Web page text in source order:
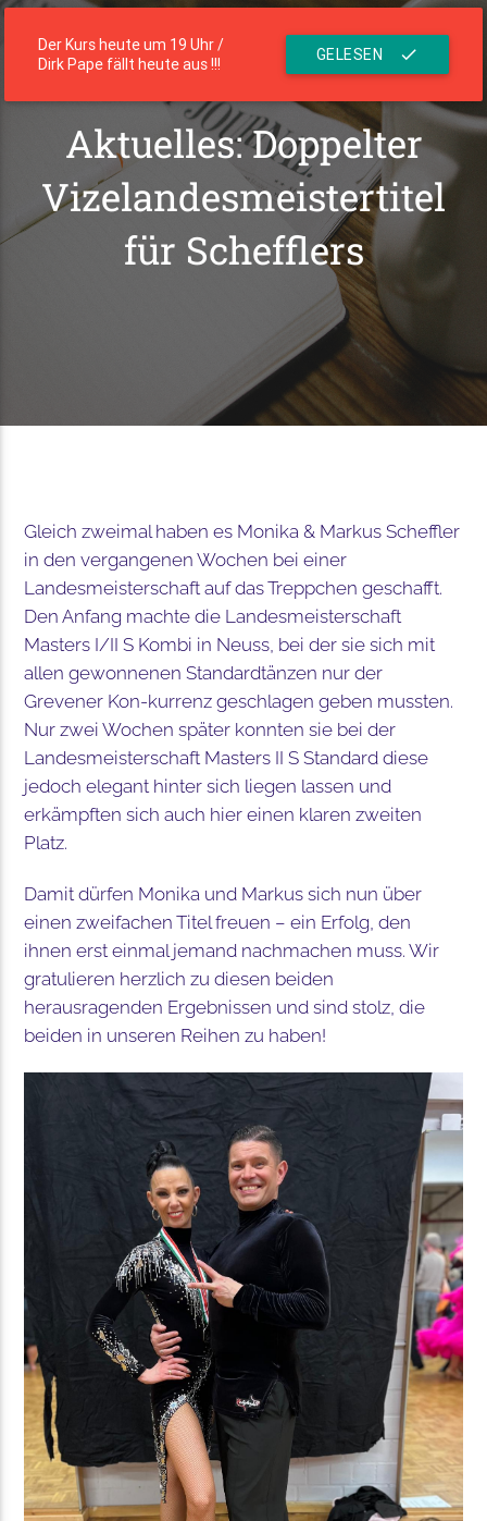
Der Kurs heute um 19 Uhr /
Dirk Pape fällt heute aus !!!
GELESEN check
Die Residenz
menu
Aktuelles: Doppelter
Vizelandesmeistertitel
für Schefflers
Gleich zweimal haben es Monika & Markus Scheffler
in den vergangenen Wochen bei einer
Landesmeisterschaft auf das Treppchen geschafft.
Den Anfang machte die Landesmeisterschaft
Masters I/II S Kombi in Neuss, bei der sie sich mit
allen gewonnenen Standardtänzen nur der
Grevener Kon-kurrenz geschlagen geben mussten.
Nur zwei Wochen später konnten sie bei der
Landesmeisterschaft Masters II S Standard diese
jedoch elegant hinter sich liegen lassen und
erkämpften sich auch hier einen klaren zweiten
Platz.
Damit dürfen Monika und Markus sich nun über
einen zweifachen Titel freuen – ein Erfolg, den
ihnen erst einmal jemand nachmachen muss. Wir
gratulieren herzlich zu diesen beiden
herausragenden Ergebnissen und sind stolz, die
beiden in unseren Reihen zu haben!